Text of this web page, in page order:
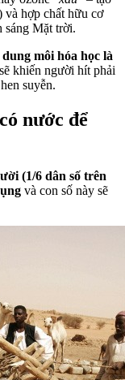
hợp chất hữu cơ
sáng Mặt trời.
môi hóa học là
khiến người hít phải
suyễn.
nước để
(1/6 dân số trên
và con số này sẽ